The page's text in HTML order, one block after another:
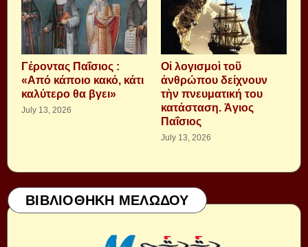
Γέροντας Παΐσιος :
«Από κάποιο κακό, κάτι
καλύτερο θα βγει»
July 13, 2026
Οἱ λογισμοὶ τοῦ
ἀνθρώπου δείχνουν
τὴν πνευματική του
κατάσταση. Ἁγιος
Παΐσιος
July 13, 2026
ΒΙΒΛΙΟΘΗΚΗ ΜΕΛΩΔΟΥ